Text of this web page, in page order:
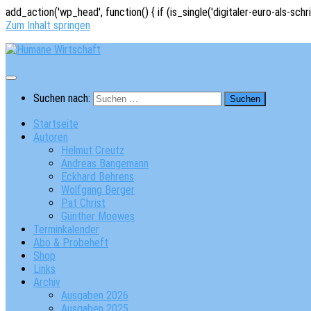
add_action('wp_head', function() { if (is_single('digitaler-euro-als-
Zum Inhalt springen
Suchen nach:
Startseite
Autoren
Helmut Creutz
Andreas Bangemann
Eckhard Behrens
Wolfgang Berger
Pat Christ
Günther Moewes
Terminkalender
Abo & Probeheft
Shop
Links
Archiv
Ausgaben 2026